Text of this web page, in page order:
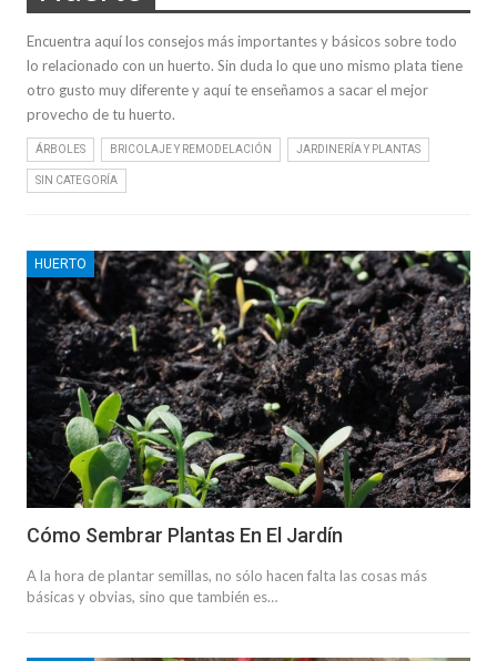
Encuentra aquí los consejos más importantes y básicos sobre todo
lo relacionado con un huerto. Sin duda lo que uno mismo plata tiene
otro gusto muy diferente y aquí te enseñamos a sacar el mejor
provecho de tu huerto.
ÁRBOLES BRICOLAJE Y REMODELACIÓN JARDINERÍA Y PLANTAS
SIN CATEGORÍA
HUERTO
Cómo Sembrar Plantas En El Jardín
A la hora de plantar semillas, no sólo hacen falta las cosas más
básicas y obvias, sino que también es…